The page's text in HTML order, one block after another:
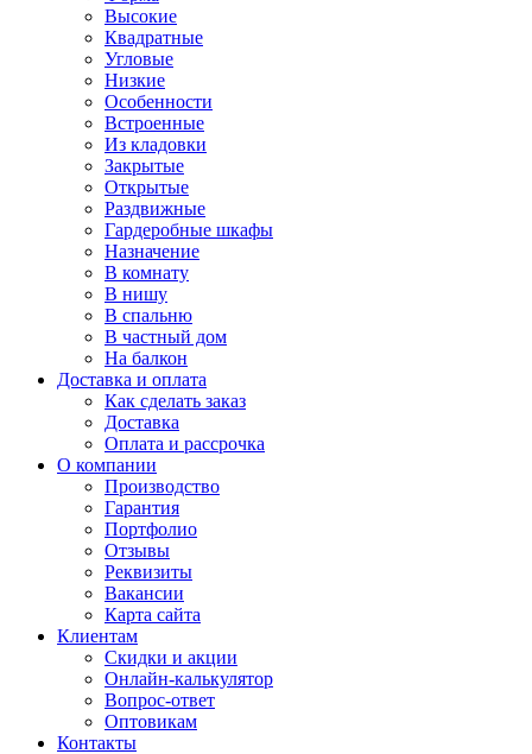
Высокие
Квадратные
Угловые
Низкие
Особенности
Встроенные
Из кладовки
Закрытые
Открытые
Раздвижные
Гардеробные шкафы
Назначение
В комнату
В нишу
В спальню
В частный дом
На балкон
Доставка и оплата
Как сделать заказ
Доставка
Оплата и рассрочка
О компании
Производство
Гарантия
Портфолио
Отзывы
Реквизиты
Вакансии
Карта сайта
Клиентам
Скидки и акции
Онлайн-калькулятор
Вопрос-ответ
Оптовикам
Контакты